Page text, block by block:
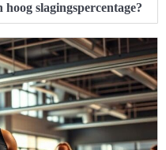
slagingspercentage?